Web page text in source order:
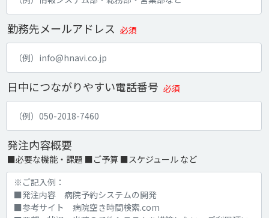
勤務先メールアドレス 必須
日中につながりやすい電話番号 必須
発注内容概要
■必要な機能・課題 ■ご予算 ■スケジュール など